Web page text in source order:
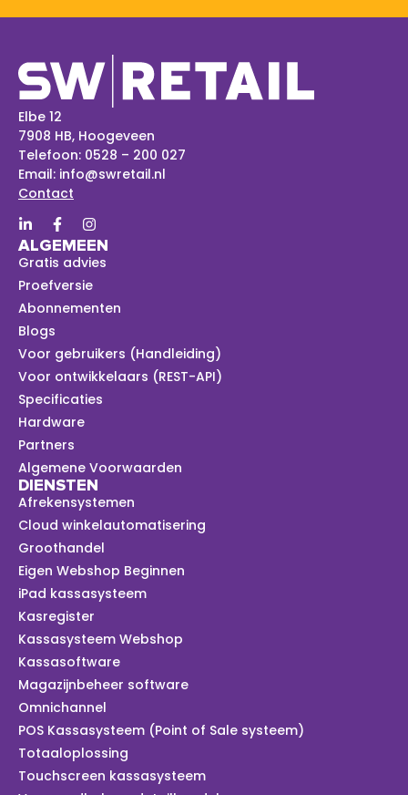
Elbe 12
7908 HB, Hoogeveen
Telefoon: 0528 – 200 027
Email: info@swretail.nl
Contact
DIENSTEN
Afrekensystemen
Cloud winkelautomatisering
Groothandel
Eigen Webshop Beginnen
iPad kassasysteem
Kasregister
Kassasysteem Webshop
Kassasoftware
Magazijnbeheer software
Omnichannel
POS Kassasysteem (Point of Sale systeem)
Totaaloplossing
Touchscreen kassasysteem
ALGEMEEN
Gratis advies
Proefversie
Abonnementen
Blogs
Voor gebruikers (Handleiding)
Voor ontwikkelaars (REST-API)
Specificaties
Hardware
Partners
Algemene Voorwaarden